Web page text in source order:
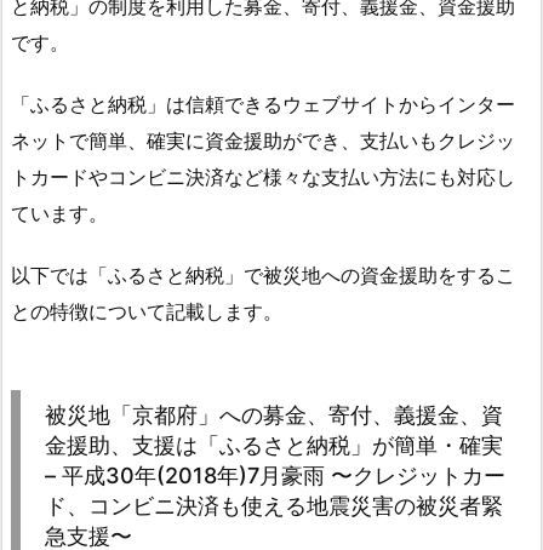
と納税」の制度を利用した募金、寄付、義援金、資金援助
です。
「ふるさと納税」は信頼できるウェブサイトからインター
ネットで簡単、確実に資金援助ができ、支払いもクレジッ
トカードやコンビニ決済など様々な支払い方法にも対応し
ています。
以下では「ふるさと納税」で被災地への資金援助をするこ
との特徴について記載します。
被災地「京都府」への募金、寄付、義援金、資
金援助、支援は「ふるさと納税」が簡単・確実
– 平成30年(2018年)7月豪雨 〜クレジットカー
ド、コンビニ決済も使える地震災害の被災者緊
急支援〜